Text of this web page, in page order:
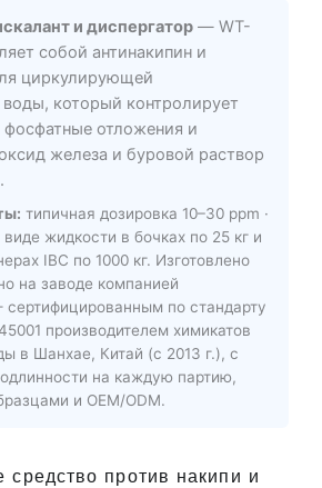
и диспергатор — WT-
собой антинакипин и
циркулирующей
который контролирует
фосфатные отложения и
железа и буровой раствор
типичная дозировка 10–30 ppm ·
жидкости в бочках по 25 кг и
IBC по 1000 кг. Изготовлено
на заводе компанией
сертифицированным по стандарту
производителем химикатов
в Шанхае, Китай (с 2013 г.), с
на каждую партию,
и OEM/ODM.
против накипи и